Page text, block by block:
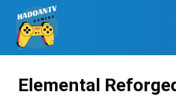
Elemental